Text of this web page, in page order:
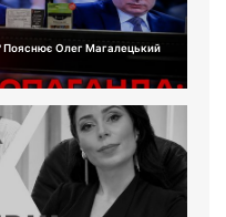
Пояснює Олег Магалецький